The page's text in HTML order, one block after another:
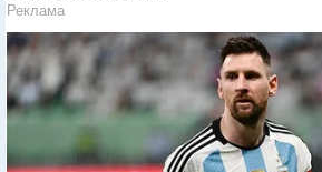
Реклама